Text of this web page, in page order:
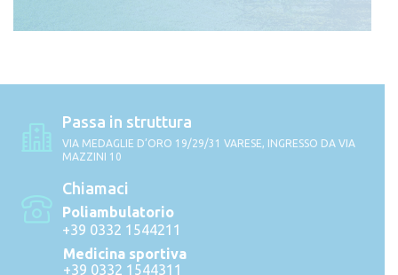
Passa in struttura
VIA MEDAGLIE D’ORO 19/29/31 VARESE, INGRESSO DA VIA
MAZZINI 10
Chiamaci
Poliambulatorio
+39 0332 1544211
Medicina sportiva
+39 0332 1544311